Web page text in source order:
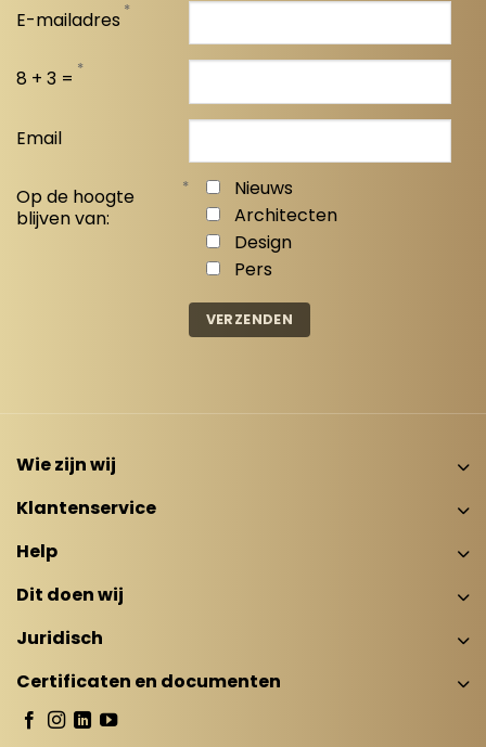
E-mailadres *
8 + 3 = *
Email
Op de hoogte
blijven van:
*
Nieuws
Architecten
Design
Pers
Wie zijn wij
Klantenservice
Help
Dit doen wij
Juridisch
Certificaten en documenten